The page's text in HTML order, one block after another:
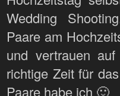
Wedding
Paare am
und vertrauen
richtige Zeit für
Paare habe ich 🙂